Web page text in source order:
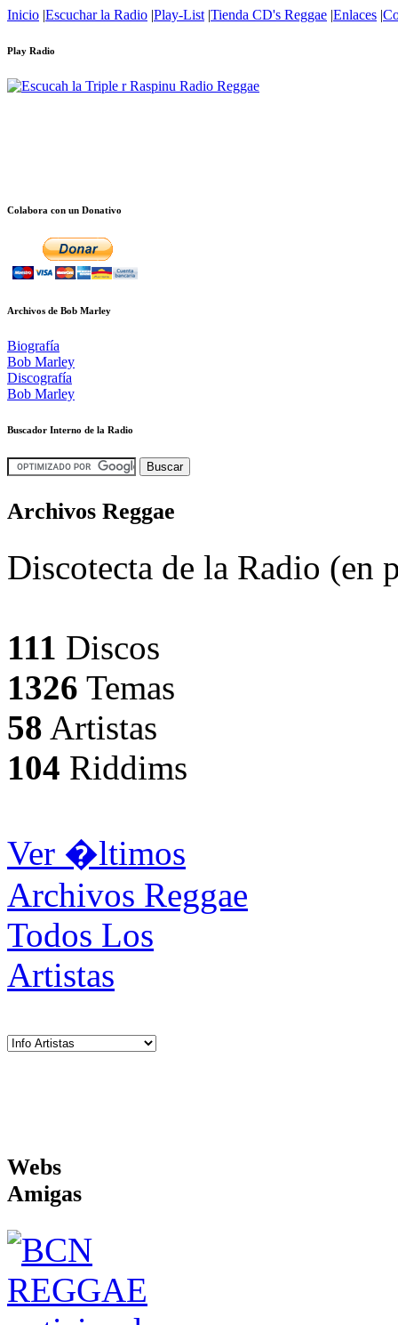
Inicio |Escuchar la Radio |Play-List |Tienda CD's Reggae |Enlaces |
Play Radio
Colabora con un Donativo
Archivos de Bob Marley
Biografía
Bob Marley
Discografía
Bob Marley
Buscador Interno de la Radio
Archivos Reggae
Discotecta de la Radio (en
111 Discos
1326 Temas
58 Artistas
104 Riddims
Ver �ltimos
Archivos Reggae
Todos Los
Artistas
Webs
Amigas